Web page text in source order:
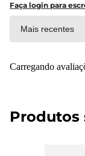
Faça login para
Mais recentes
Carregando
Produtos